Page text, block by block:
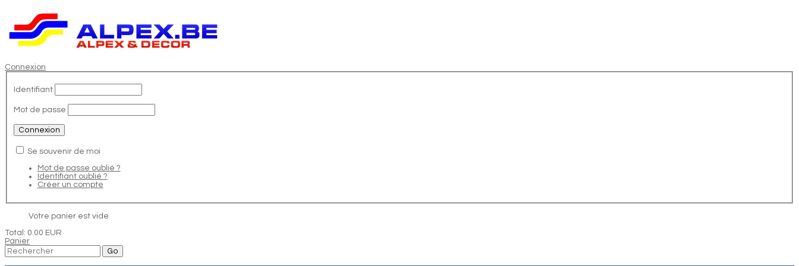
Connexion
Identifiant
Mot de passe
Se souvenir de moi
Mot de passe oublié ?
Identifiant oublié ?
Créer un compte
Votre panier est vide
Total: 0.00 EUR
Panier